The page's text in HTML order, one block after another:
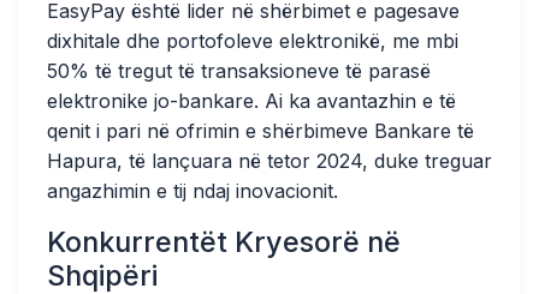
EasyPay është lider në shërbimet e pagesave
dixhitale dhe portofoleve elektronikë, me mbi
50% të tregut të transaksioneve të parasë
elektronike jo-bankare. Ai ka avantazhin e të
qenit i pari në ofrimin e shërbimeve Bankare të
Hapura, të lançuara në tetor 2024, duke treguar
angazhimin e tij ndaj inovacionit.
Konkurrentët Kryesorë në
Shqipëri